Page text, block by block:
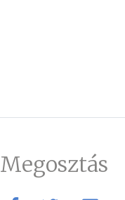
Megosztás